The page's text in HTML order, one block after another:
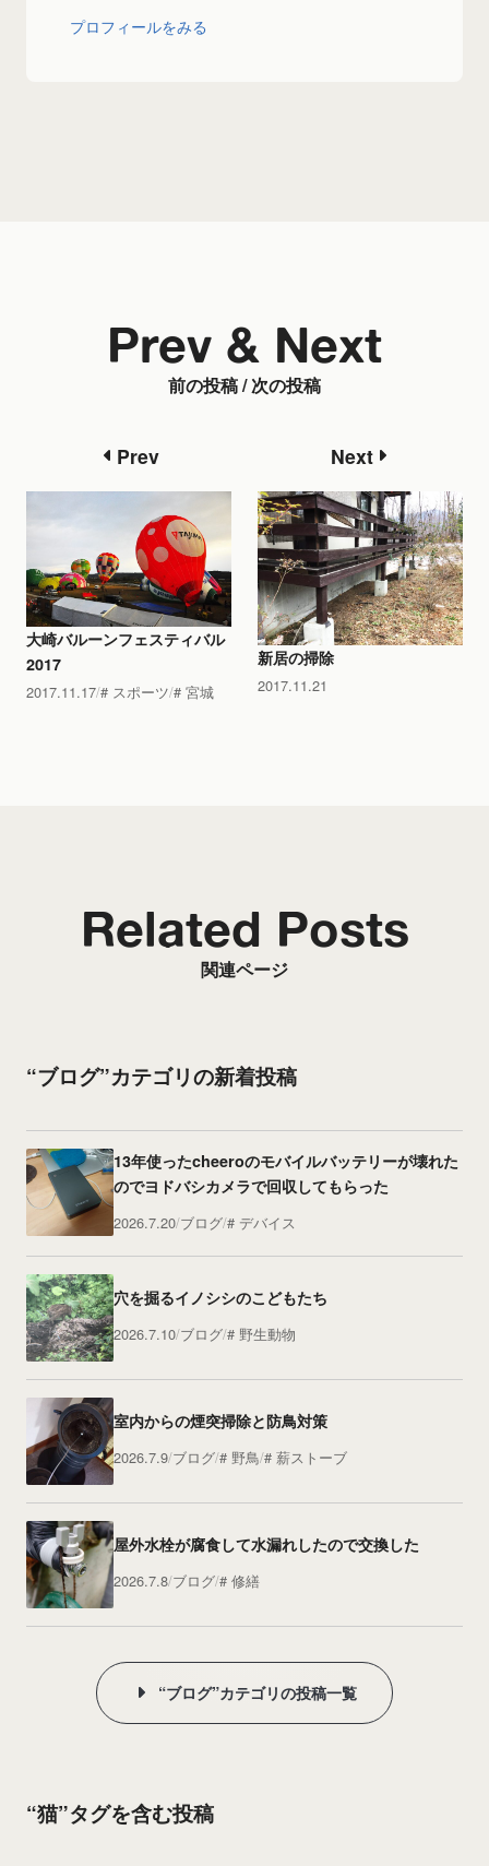
プロフィールをみる
前の投稿 / 次の投稿
Prev & Next
Prev
大崎バルーンフェスティバル
2017
2017.11.17 スポーツ 宮城
Next
新居の掃除
2017.11.21
関連ページ
Related Posts
“ブログ”カテゴリの新着投稿
13年使ったcheeroのモバイルバッテリーが壊れた
のでヨドバシカメラで回収してもらった
2026.7.20 ブログ デバイス
穴を掘るイノシシのこどもたち
2026.7.10 ブログ 野生動物
室内からの煙突掃除と防鳥対策
2026.7.9 ブログ 野鳥 薪ストーブ
屋外水栓が腐食して水漏れしたので交換した
2026.7.8 ブログ 修繕
“ブログ”カテゴリの投稿一覧
“猫”タグを含む投稿